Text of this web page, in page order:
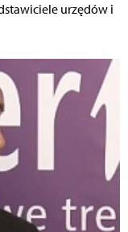
urzędów i